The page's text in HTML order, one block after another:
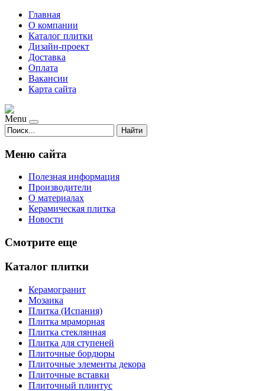
Главная
О компании
Каталог плитки
Дизайн-проект
Доставка
Оплата
Вакансии
Карта сайта
Menu
Найти
Меню сайта
Полезная информация
Производители
О материалах
Керамическая плитка
Новости
Смотрите еще
Каталог плитки
Керамогранит
Мозаика
Плитка (Испания)
Плитка мраморная
Плитка стеклянная
Плитка для ступеней
Плиточные бордюры
Плиточные элементы декора
Плиточные вставки
Плиточный плинтус